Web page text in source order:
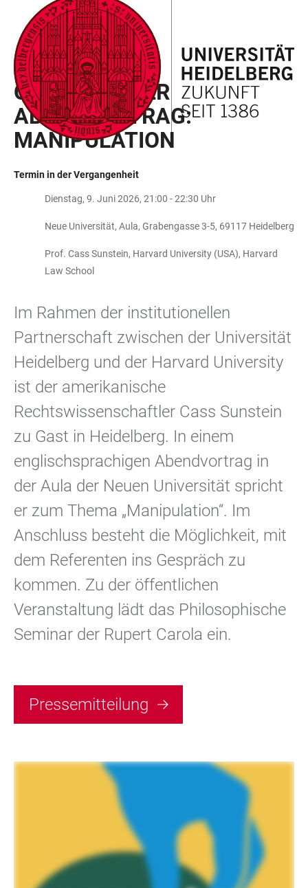
LINKS
ZUR
BARRIEREFREIHEIT
ZUM
HAUPTINHALT
HAUPTNAVIGATION
ÖFFNEN
WEBSEITENSUCHE
ÖFFNEN
PHILOSOPHISCHES SEMINAR
ÖFFENTLICHER
ABENDVORTRAG:
MANIPULATION
Termin in der Vergangenheit
Dienstag, 9. Juni 2026, 21:00 - 22:30 Uhr
Neue Universität, Aula, Grabengasse 3-5, 69117 Heidelberg
Prof. Cass Sunstein, Harvard University (USA), Harvard
Law School
Im Rahmen der institutionellen
Partnerschaft zwischen der Universität
Heidelberg und der Harvard University
ist der amerikanische
Rechtswissenschaftler Cass Sunstein
zu Gast in Heidelberg. In einem
englischsprachigen Abendvortrag in
der Aula der Neuen Universität spricht
er zum Thema „Manipulation“. Im
Anschluss besteht die Möglichkeit, mit
dem Referenten ins Gespräch zu
kommen. Zu der öffentlichen
Veranstaltung lädt das Philosophische
Seminar der Rupert Carola ein.
Pressemitteilung